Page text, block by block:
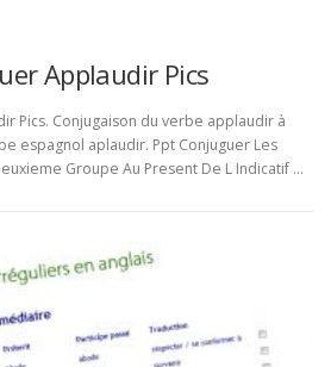
Applaudir Pics
Pics. Conjugaison du verbe applaudir à
espagnol aplaudir. Ppt Conjuguer Les
Groupe Au Present De L Indicatif …